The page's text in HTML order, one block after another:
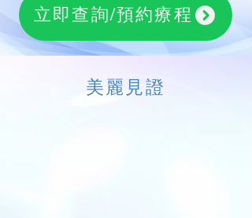
立即查詢/預約療程
​美麗見證